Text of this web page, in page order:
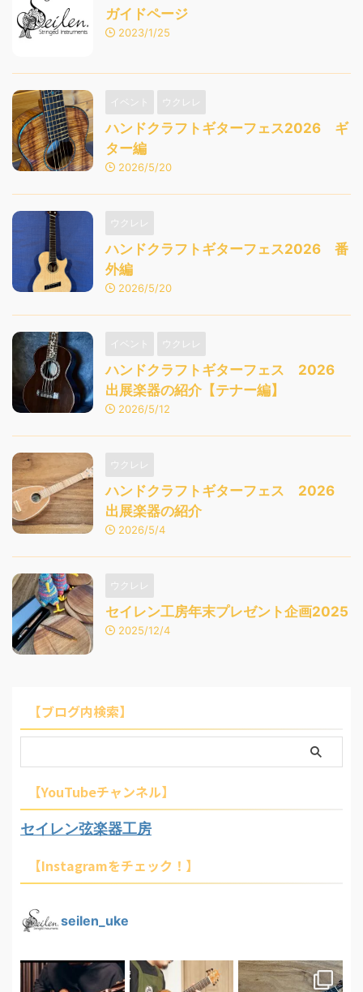
ガイドページ
2023/1/25
イベント ウクレレ
ハンドクラフトギターフェス2026 ギ
ター編
2026/5/20
ウクレレ
ハンドクラフトギターフェス2026 番
外編
2026/5/20
イベント ウクレレ
ハンドクラフトギターフェス 2026
出展楽器の紹介【テナー編】
2026/5/12
ウクレレ
ハンドクラフトギターフェス 2026
出展楽器の紹介
2026/5/4
ウクレレ
セイレン工房年末プレゼント企画2025
2025/12/4
【ブログ内検索】
【YouTubeチャンネル】
セイレン弦楽器工房
【Instagramをチェック！】
seilen_uke